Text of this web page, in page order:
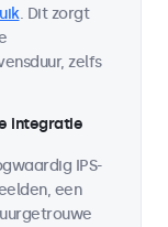
. Dit zorgt
zelfs
integratie
IPS-
een